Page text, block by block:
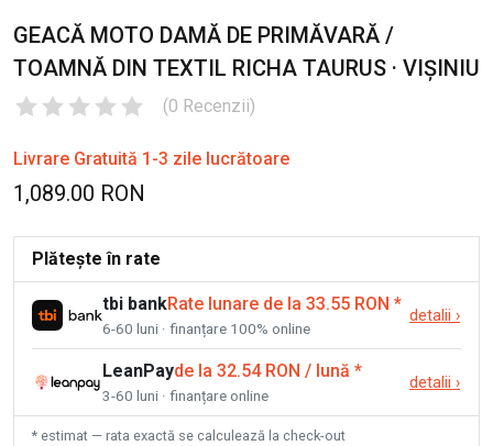
GEACĂ MOTO DAMĂ DE PRIMĂVARĂ /
TOAMNĂ DIN TEXTIL RICHA TAURUS · VIȘINIU
(0 Recenzii)
Livrare Gratuită 1-3 zile lucrătoare
1,089.00 RON
Plătește în rate
tbi bankRate lunare de la 33.55 RON *
6-60 luni · finanțare 100% online
detalii ›
LeanPayde la 32.54 RON / lună *
3-60 luni · finanțare online
detalii ›
* estimat — rata exactă se calculează la check-out